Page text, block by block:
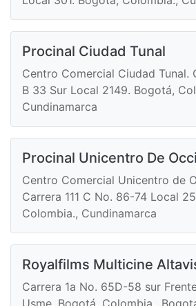
Procinal Ciudad Tunal
Centro Comercial Ciudad Tunal.
B 33 Sur Local 2149. Bogotá,
Cundinamarca
Procinal Unicentro De
Centro Comercial Unicentro de
Carrera 111 C No. 86-74 Local
Colombia., Cundinamarca
Royalfilms Multicine
Carrera 1a No. 65D-58 sur
Usme. Bogotá. Colombia.,